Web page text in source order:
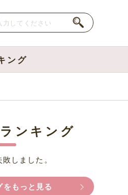
ング
ンキング
しました。
をもっと見る